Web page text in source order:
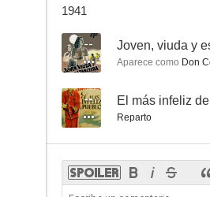
1941
-- Joven, viuda y
Aparece como Don
-- El más infeliz
Reparto